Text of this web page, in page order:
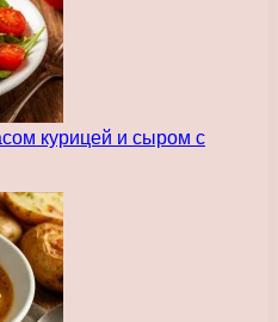
курицей и сыром с